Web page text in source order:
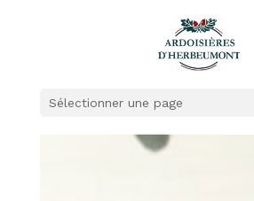
Sélectionner une page